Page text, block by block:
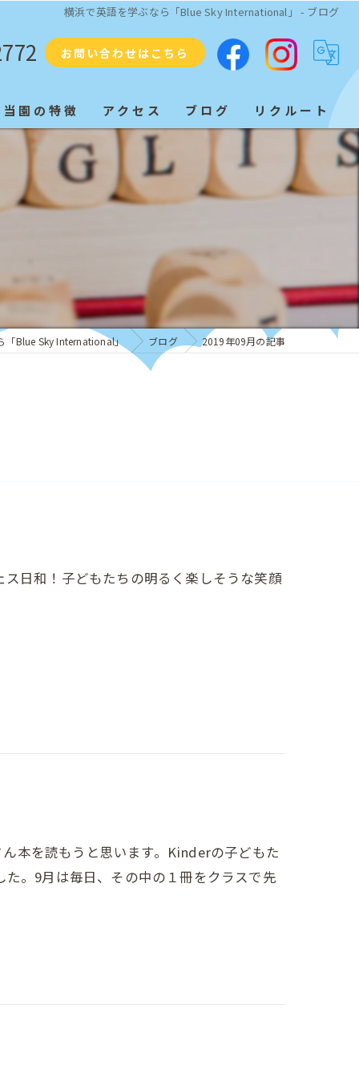
横浜で英語を学ぶなら「Blue Sky International」 - ブログ
お問い合わせはこちら
当園の特徴
プリスクール
ネイティブ
子ども
アクセス ブログ リクルート
「Blue Sky International」 ブログ 2019年09月の記事
日和！子どもたちの明るく楽しそうな笑顔
本を読もうと思います。Kinderの子どもた
。9月は毎日、その中の１冊をクラスで先